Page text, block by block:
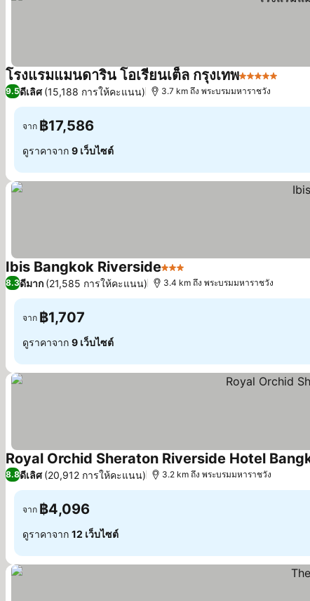
โรงแรมแมนดาริน โอเรียนเต็ล กรุงเทพ5 ดาว
9.5ดีเลิศ (15,188 การให้คะแนน) 3.7 km ถึง พระบรมมหาราชวัง
จาก ฿17,586
ดูราคาจาก 9 เว็บไซต์
Ibis Bangkok Riverside3 ดาว
8.3ดีมาก (21,585 การให้คะแนน) 3.4 km ถึง พระบรมมหาราชวัง
จาก ฿1,707
ดูราคาจาก 9 เว็บไซต์
Royal Orchid Sheraton Riverside Hotel
8.8ดีเลิศ (20,912 การให้คะแนน) 3.2 km ถึง พระบรมมหาราชวัง
จาก ฿4,096
ดูราคาจาก 12 เว็บไซต์